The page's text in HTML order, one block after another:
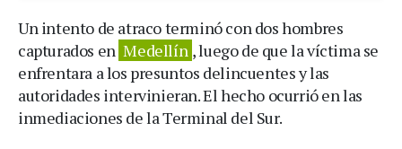
Un intento de atraco terminó con dos hombres
capturados en Medellín , luego de que la víctima se
enfrentara a los presuntos delincuentes y las
autoridades intervinieran. El hecho ocurrió en las
inmediaciones de la Terminal del Sur.